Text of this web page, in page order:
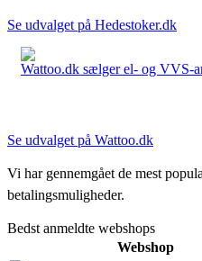
Se udvalget på Hedestoker.dk
Wattoo.dk sælger el- og VVS-
Se udvalget på Wattoo.dk
Vi har gennemgået de mest
betalingsmuligheder.
Bedst anmeldte webshops
Webshop